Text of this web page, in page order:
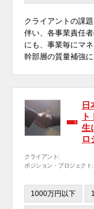
クライアントの課
伴い、各事業責任
にも、事業毎にマ
幹部層の質量補強
生
ロ
クライアント:
ポジション・プロジェクト:
1000万円以下